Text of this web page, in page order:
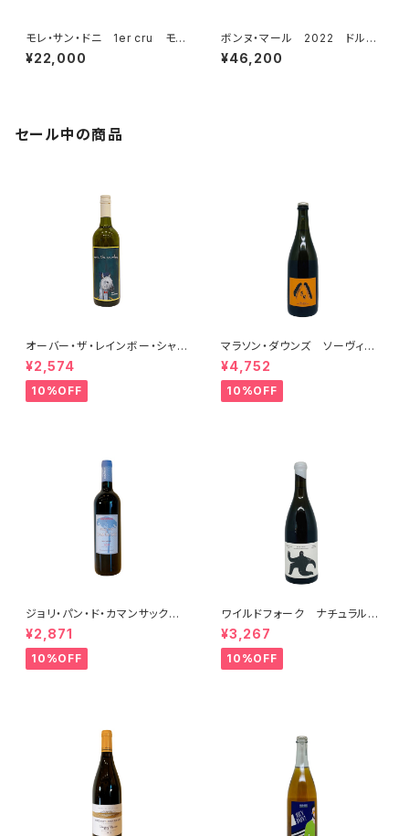
モレ・サン・ドニ 1er cru モ
ン・リュイザン 2015 ドメー
ヌ・デ・モン・リュイザン
¥22,000
ボンヌ・マール 2022 ドルー
アン・ラローズ
¥46,200
セール中の商品
オーバー・ザ・レインボー・シャル
ドネ(午) 2025
¥2,574
10%OFF
マラソン・ダウンズ ソーヴィニ
ヨン・ブラン ペティアンナチュ
ール 2022
¥4,752
10%OFF
ジョリ・パン・ド・カマンサック 2
018
¥2,871
10%OFF
ワイルドフォーク ナチュラル
シャルドネ 2023
¥3,267
10%OFF